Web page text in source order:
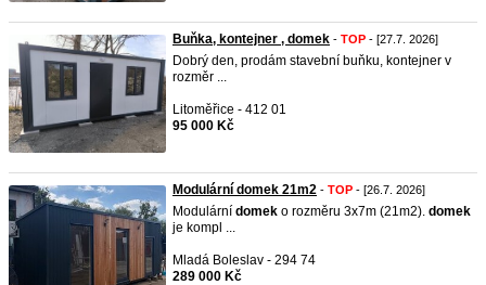
Buňka, kontejner , domek - TOP - [27.7. 2026]
Dobrý den, prodám stavební buňku, kontejner v
rozměr ...
Litoměřice - 412 01
95 000 Kč
Modulární domek 21m2 - TOP - [26.7. 2026]
Modulární domek o rozměru 3x7m (21m2). domek
je kompl ...
Mladá Boleslav - 294 74
289 000 Kč